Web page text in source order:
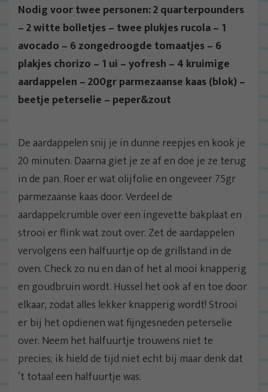
Nodig voor twee personen: 2 quarterpounders
– 2 witte bolletjes – twee plukjes rucola – 1
avocado – 6 zongedroogde tomaatjes – 6
plakjes chorizo – 1 ui – yofresh – 4 kruimige
aardappelen – 200gr parmezaanse kaas (blok) –
beetje peterselie – peper&zout
De aardappelen snij je in dunne reepjes en kook je
20 minuten. Daarna giet je ze af en doe je ze terug
in de pan. Roer er wat olijfolie en ongeveer 75gr
parmezaanse kaas door. Verdeel de
aardappelcrumble over een ingevette bakplaat en
strooi er flink wat zout over. Zet de aardappelen
vervolgens een halfuurtje op de grillstand in de
oven. Check zo nu en dan of het al mooi knapperig
en goudbruin wordt. Hussel het ook af en toe door
elkaar, zodat alles lekker knapperig wordt! Strooi
er bij het opdienen wat fijngesneden peterselie
over. Neem het halfuurtje trouwens niet te
precies; ik hield de tijd niet echt bij maar denk dat
‘t totaal een halfuurtje was.